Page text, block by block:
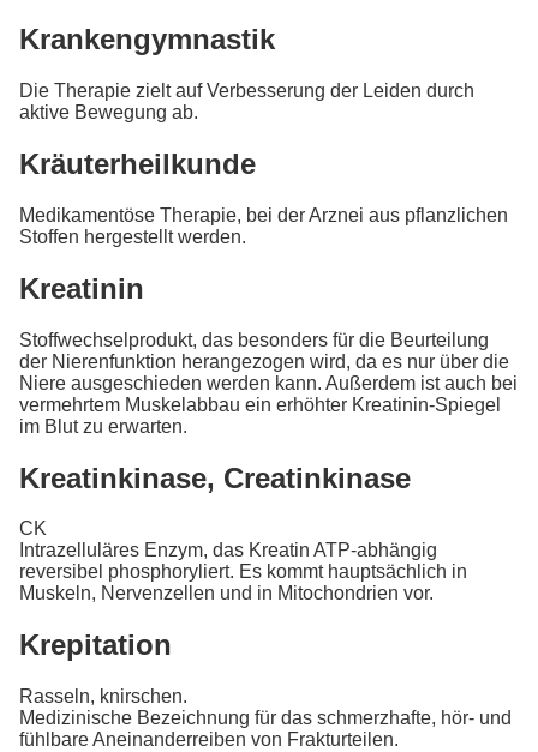
Krankengymnastik
Die Therapie zielt auf Verbesserung der Leiden durch
aktive Bewegung ab.
Kräuterheilkunde
Medikamentöse Therapie, bei der Arznei aus pflanzlichen
Stoffen hergestellt werden.
Kreatinin
Stoffwechselprodukt, das besonders für die Beurteilung
der Nierenfunktion herangezogen wird, da es nur über die
Niere ausgeschieden werden kann. Außerdem ist auch bei
vermehrtem Muskelabbau ein erhöhter Kreatinin-Spiegel
im Blut zu erwarten.
Kreatinkinase, Creatinkinase
CK
Intrazelluläres Enzym, das Kreatin ATP-abhängig
reversibel phosphoryliert. Es kommt hauptsächlich in
Muskeln, Nervenzellen und in Mitochondrien vor.
Krepitation
Rasseln, knirschen.
Medizinische Bezeichnung für das schmerzhafte, hör- und
fühlbare Aneinanderreiben von Frakturteilen.